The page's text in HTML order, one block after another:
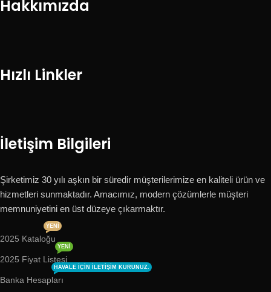
Hakkımızda
Hızlı Linkler
İletişim Bilgileri
Şirketimiz 30 yılı aşkın bir süredir müşterilerimize en kaliteli ürün ve
hizmetleri sunmaktadır. Amacımız, modern çözümlerle müşteri
memnuniyetini en üst düzeye çıkarmaktır.
2025 Kataloğu
YENI
2025 Fiyat Listesi
YENI
Banka Hesapları
HAVALE IÇIN ILETIŞIM KURUNUZ.